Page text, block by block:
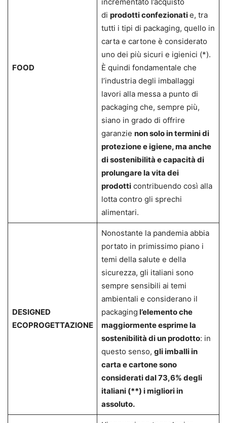
FOOD
di prodotti confezionatie, tra
tutti i tipi di packaging, quello in
carta e cartone è considerato
uno dei più sicuri e igienici (*).
È quindi fondamentale che
l’industria degli imballaggi
lavori alla messa a punto di
packaging che, sempre più,
siano in grado di offrire
garanzie non solo in termini di
protezione e igiene, ma anche
di sostenibilità e capacità di
prolungare la vita dei
prodotticontribuendo così alla
lotta contro gli sprechi
alimentari.
DESIGNED
ECOPROGETTAZIONE
Nonostante la pandemia abbia
portato in primissimo piano i
temi della salute e della
sicurezza, gli italiani sono
sempre sensibili ai temi
ambientali e considerano il
packaging l’elemento che
maggiormente esprime la
sostenibilità di un prodotto: in
questo senso, gli imballi in
carta e cartone sono
considerati dal 73,6% degli
italiani (**) i migliori in
assoluto.